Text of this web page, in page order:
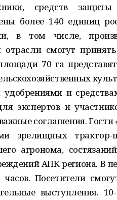
средств защиты
более 140 единиц
в том числе,
смогут
70 га
и
экспертов и
соглашения. Гости
зрелищных трактор-
агронома,
АПК региона. В
Посетители
выступления.